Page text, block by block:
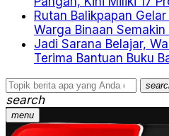
Rutan Balikpapan
Warga Binaan
Jadi Sarana Belajar,
Terima Bantuan Buku
search
menu